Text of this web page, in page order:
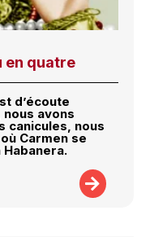
en quatre
d’écoute
avons
canicules, nous
Carmen se